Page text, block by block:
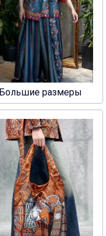
Большие размеры